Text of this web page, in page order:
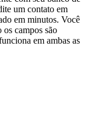
um contato em
em minutos. Você
os campos são
em ambas as